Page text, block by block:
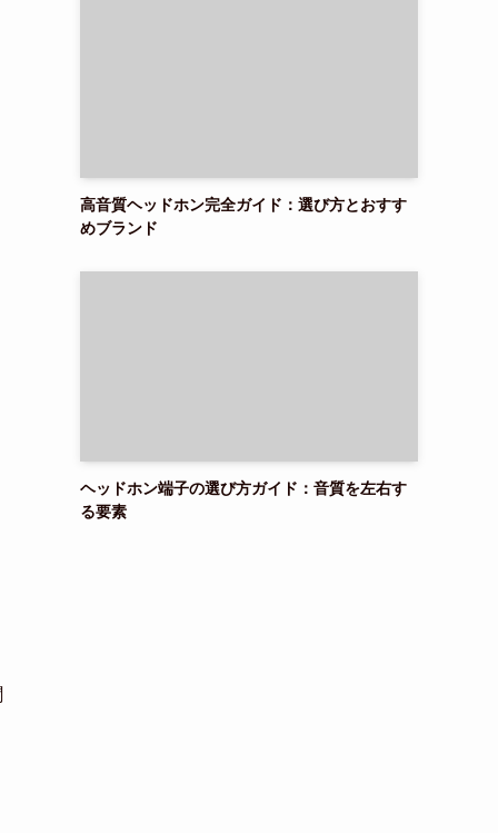
高音質ヘッドホン完全ガイド：選び方とおすす
めブランド
ヘッドホン端子の選び方ガイド：音質を左右す
る要素